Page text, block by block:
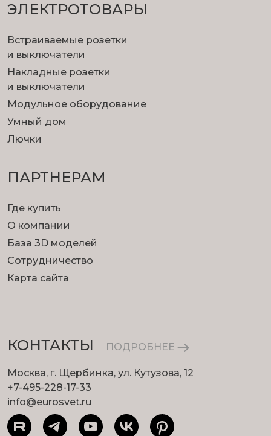
ЭЛЕКТРОТОВАРЫ
Встраиваемые розетки
и выключатели
Накладные розетки
и выключатели
Модульное оборудование
Умный дом
Лючки
ПАРТНЕРАМ
Где купить
О компании
База 3D моделей
Сотрудничество
Карта сайта
КОНТАКТЫ ПОДРОБНЕЕ
Москва, г. Щербинка, ул. Кутузова, 12
+7-495-228-17-33
info@eurosvet.ru